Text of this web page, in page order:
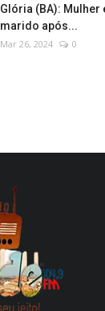
Glória (BA): Mulher
marido após...
Mar 26, 2024 0